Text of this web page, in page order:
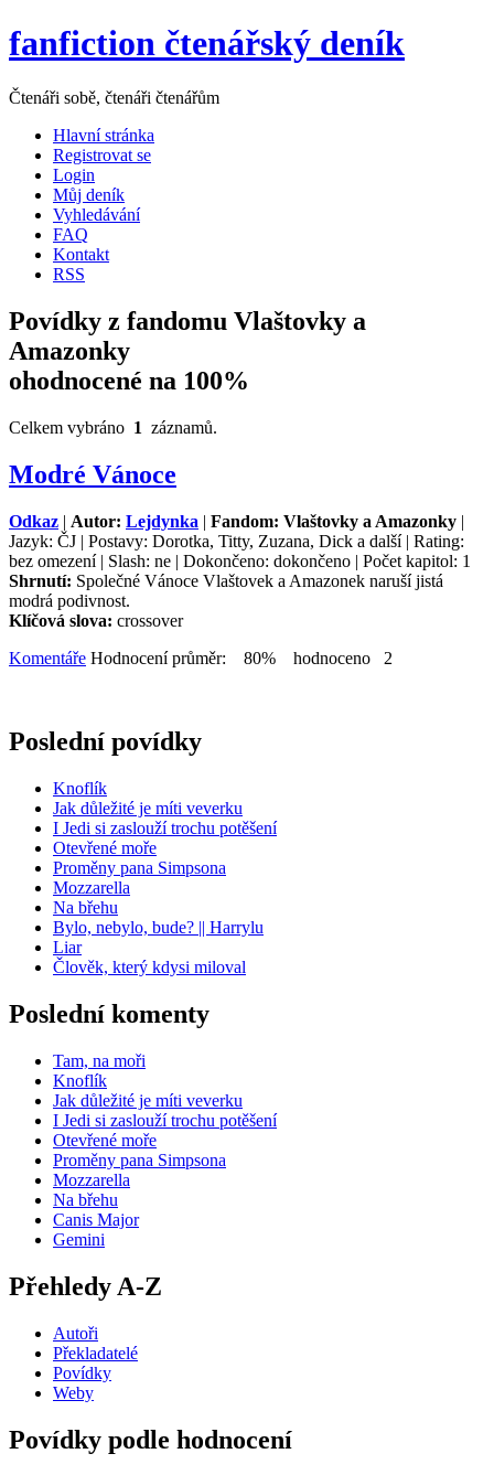
fanfiction čtenářský deník
Čtenáři sobě, čtenáři čtenářům
Hlavní stránka
Registrovat se
Login
Můj deník
Vyhledávání
FAQ
Kontakt
RSS
Povídky z fandomu Vlaštovky a
Amazonky
ohodnocené na 100%
Celkem vybráno 1 záznamů.
Modré Vánoce
Odkaz | Autor: Lejdynka | Fandom: Vlaštovky a Amazonky |
Jazyk: ČJ | Postavy: Dorotka, Titty, Zuzana, Dick a další | Rating:
bez omezení | Slash: ne | Dokončeno: dokončeno | Počet kapitol: 1
Shrnutí: Společné Vánoce Vlaštovek a Amazonek naruší jistá
modrá podivnost.
Klíčová slova: crossover
Komentáře Hodnocení průměr: 80% hodnoceno 2
Poslední povídky
Knoflík
Jak důležité je míti veverku
I Jedi si zaslouží trochu potěšení
Otevřené moře
Proměny pana Simpsona
Mozzarella
Na břehu
Bylo, nebylo, bude? || Harrylu
Liar
Člověk, který kdysi miloval
Poslední komenty
Tam, na moři
Knoflík
Jak důležité je míti veverku
I Jedi si zaslouží trochu potěšení
Otevřené moře
Proměny pana Simpsona
Mozzarella
Na břehu
Canis Major
Gemini
Přehledy A-Z
Autoři
Překladatelé
Povídky
Weby
Povídky podle hodnocení